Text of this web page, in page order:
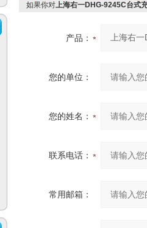
如果你对上海右一DHG-9245C台式
产品：
您的单位：
您的姓名：
联系电话：
常用邮箱：